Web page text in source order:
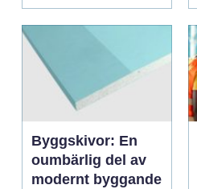
Byggskivor: En
oumbärlig del av
modernt byggande